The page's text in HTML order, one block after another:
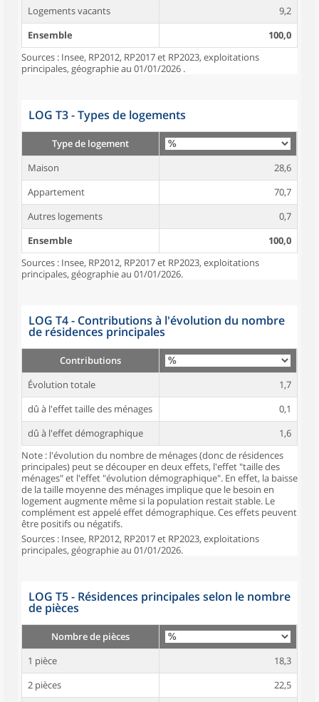
Logements vacants
9,2
Ensemble
100,0
Sources : Insee, RP2012, RP2017 et RP2023, exploitations
principales, géographie au 01/01/2026 .
LOG T3 - Types de logements
Type de logement
Maison
28,6
Appartement
70,7
Autres logements
0,7
Ensemble
100,0
Sources : Insee, RP2012, RP2017 et RP2023, exploitations
principales, géographie au 01/01/2026.
LOG T4 - Contributions à l'évolution du nombre
de résidences principales
Contributions
Évolution totale
1,7
dû à l'effet taille des ménages
0,1
dû à l'effet démographique
1,6
Note : l'évolution du nombre de ménages (donc de résidences
principales) peut se découper en deux effets, l'effet "taille des
ménages" et l'effet "évolution démographique". En effet, la baisse
de la taille moyenne des ménages implique que le besoin en
logement augmente même si la population restait stable. Le
complément est appelé effet démographique. Ces effets peuvent
être positifs ou négatifs.
Sources : Insee, RP2012, RP2017 et RP2023, exploitations
principales, géographie au 01/01/2026.
LOG T5 - Résidences principales selon le nombre
de pièces
Nombre de pièces
1 pièce
18,3
2 pièces
22,5